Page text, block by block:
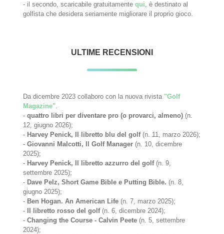
- il secondo, scaricabile gratuitamentequi, è destinato al
golfista che desidera seriamente migliorare il proprio gioco.
ULTIME RECENSIONI
Da dicembre 2023 collaboro con la nuova rivista "Golf
Magazine"
-quattro libri per diventare pro (o provarci, almeno) (n.
12, giugno 2026);
- Harvey Penick, Il libretto blu del golf(n. 11, marzo 2026);
-Giovanni Malcotti, Il Golf Manager (n. 10, dicembre
2025);
- Harvey Penick, Il libretto azzurro del golf(n. 9,
settembre 2025);
- Dave Pelz, Short Game Bible e Putting Bible.(n. 8,
giugno 2025);
- Ben Hogan. An American Life (n. 7, marzo 2025);
-
Il libretto rosso del golf(n. 6, dicembre 2024);
-Changing the Course - Calvin Peete (n. 5, settembre
2024);